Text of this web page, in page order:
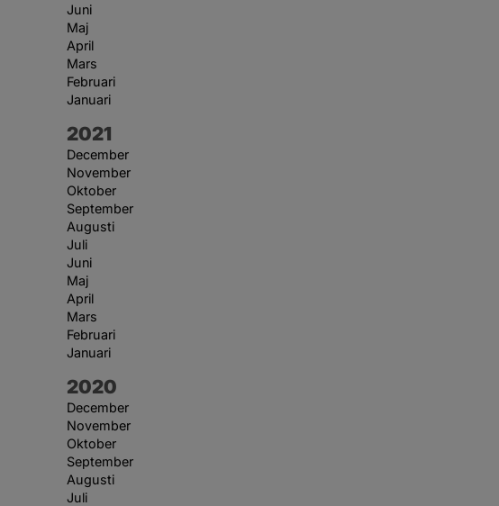
Juni
Maj
April
Mars
Februari
Januari
År:
2021
December
November
Oktober
September
Augusti
Juli
Juni
Maj
April
Mars
Februari
Januari
År:
2020
December
November
Oktober
September
Augusti
Juli